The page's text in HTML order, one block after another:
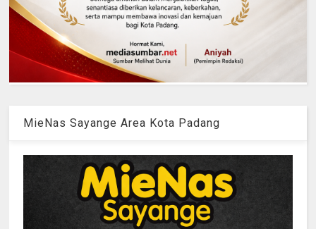
MieNas Sayange Area Kota Padang